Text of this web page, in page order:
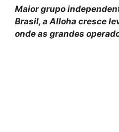
Maior grupo
Brasil, a Alloha cresce
onde as grandes